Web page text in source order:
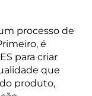
processo de
é
para criar
que
produto,